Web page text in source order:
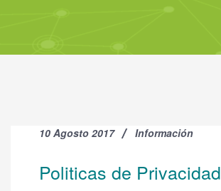
10 Agosto 2017 Información
Politicas de Privacidad